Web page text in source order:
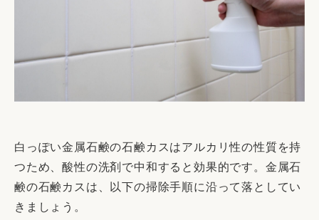
白っぽい金属石鹸の石鹸カスはアルカリ性の性質を持
つため、酸性の洗剤で中和すると効果的です。金属石
鹸の石鹸カスは、以下の掃除手順に沿って落としてい
きましょう。